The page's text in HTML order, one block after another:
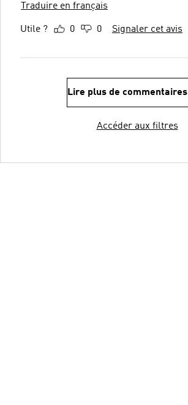
Traduire en français
Utile ? 0 0 Signaler cet avis
Lire plus de commentaires
Accéder aux filtres